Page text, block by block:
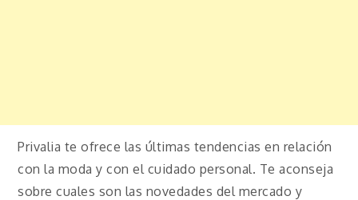
Privalia te ofrece las últimas tendencias en relación
con la moda y con el cuidado personal. Te aconseja
sobre cuales son las novedades del mercado y